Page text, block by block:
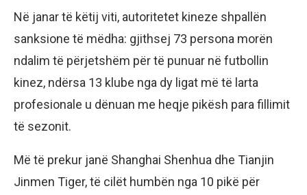
Në janar të këtij viti, autoritetet kineze shpallën
sanksione të mëdha: gjithsej 73 persona morën
ndalim të përjetshëm për të punuar në futbollin
kinez, ndërsa 13 klube nga dy ligat më të larta
profesionale u dënuan me heqje pikësh para fillimit
të sezonit.
Më të prekur janë Shanghai Shenhua dhe Tianjin
Jinmen Tiger, të cilët humbën nga 10 pikë për